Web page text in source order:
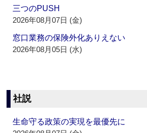
三つのPUSH
2026年08月07日 (金)
窓口業務の保険外化ありえない
2026年08月05日 (水)
社説
生命守る政策の実現を最優先に